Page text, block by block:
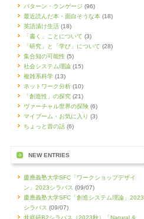
パターン・ランゲージ (96)
最近読んだ本・面白そうな本 (18)
英語漬け生活 (18)
「書く」ことについて (3)
「研究」と「学び」について (28)
集合知の可能性 (5)
社会システム理論 (15)
複雑系科学 (13)
ネットワーク分析 (10)
「創造性」の探究 (21)
ヴァーチャル世界の探険 (6)
マイブーム・お気に入り (3)
ちょっと昔の話 (6)
NEW ENTRIES
慶應義塾大学SFC「ワークショップデザイ
ン」2023シラバス (09/07)
慶應義塾大学SFC「創造システム理論」2023
シラバス (09/07)
井庭研B2シラバス（2023秋）「Natural &